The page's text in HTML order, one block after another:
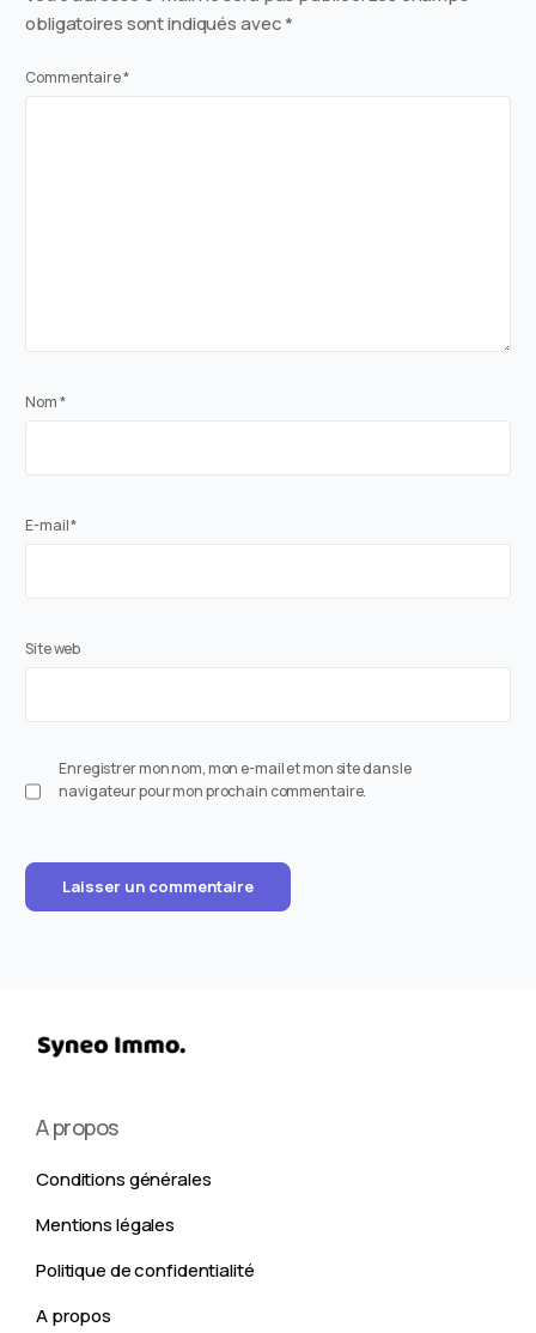
obligatoires sont indiqués avec*
Commentaire*
Nom*
E-mail*
Site web
Enregistrer mon nom, mon e-mail et mon site dans le
navigateur pour mon prochain commentaire.
A propos
Conditions générales
Mentions légales
Politique de confidentialité
A propos